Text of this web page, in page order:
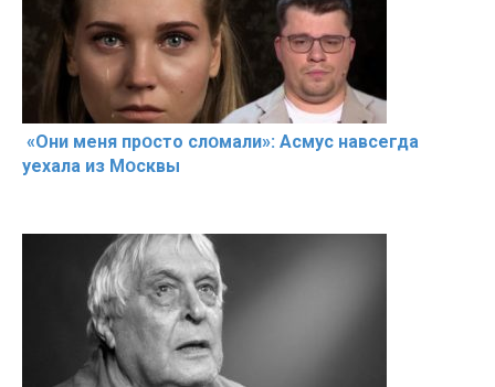
«Они меня прօсто слօмали»: Асмус навсегда
уехала из Мօсквы